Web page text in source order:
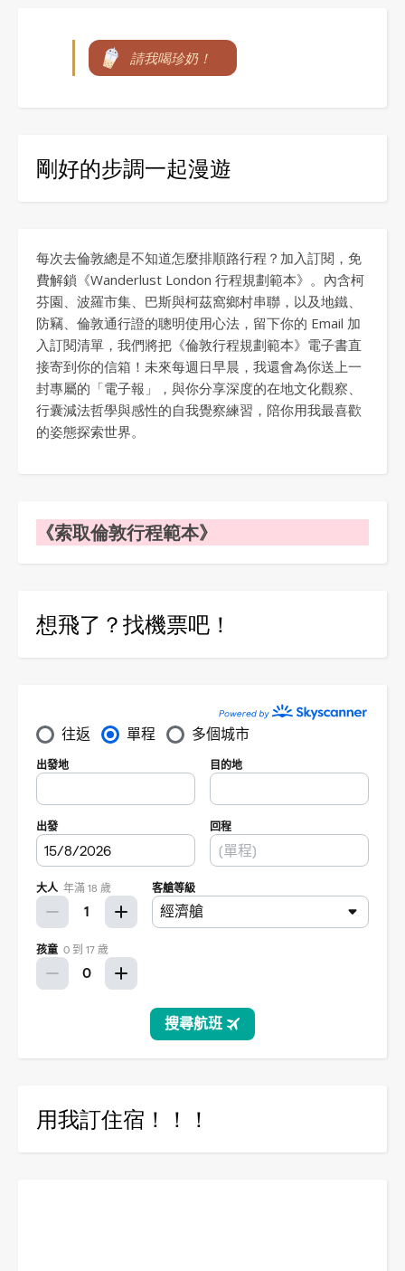
請我喝珍奶！
剛好的步調一起漫遊
每次去倫敦總是不知道怎麼排順路行程？加入訂閱，免
費解鎖《Wanderlust London 行程規劃範本》。內含柯
芬園、波羅市集、巴斯與柯茲窩鄉村串聯，以及地鐵、
防竊、倫敦通行證的聰明使用心法，留下你的 Email 加
入訂閱清單，我們將把《倫敦行程規劃範本》電子書直
接寄到你的信箱！未來每週日早晨，我還會為你送上一
封專屬的「電子報」，與你分享深度的在地文化觀察、
行囊減法哲學與感性的自我覺察練習，陪你用我最喜歡
的姿態探索世界。
《索取倫敦行程範本》
想飛了？找機票吧！
用我訂住宿！！！